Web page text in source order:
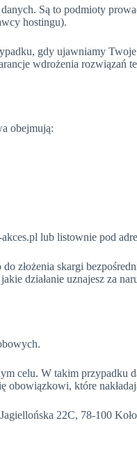
Są to podmioty
hostingu).
gdy ujawniamy
wdrożenia rozwiązań
obejmują:
lub listownie pod
złożenia skargi
działanie uznajesz za
celu. W takim przypadku
obowiązkowi, które
Jagiellońska 22C, 78-100